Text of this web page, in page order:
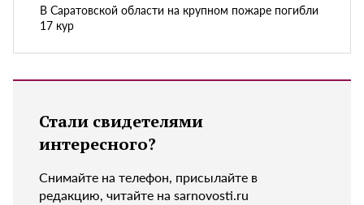
В Саратовской области на крупном пожаре погибли
17 кур
Стали свидетелями
интересного?
Снимайте на телефон, присылайте в
редакцию, читайте на sarnovosti.ru